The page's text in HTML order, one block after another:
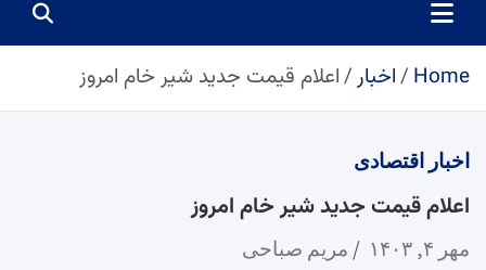
Home اخبار اعلام قیمت جدید شیر خام امروز
اخبار اقتصادی
اعلام قیمت جدید شیر خام امروز
مهر ۴, ۱۴۰۳ مریم صباحی